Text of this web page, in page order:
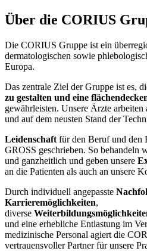
Über die CORIUS
Die CORIUS Gruppe ist ein
dermatologischen sowie
Europa.
Das zentrale Ziel der Gruppe ist es,
zu gestalten und eine
gewährleisten. Unsere Ärzte
und auf dem neusten Stand der
Leidenschaft für den Beruf und den
GROSS geschrieben. So behandeln
und ganzheitlich und geben unsere
an die Patienten als auch an unsere
Durch individuell angepasste
Karrieremöglichkeiten,
diverse
und eine erhebliche Entlastung im
medizinische Personal agiert die
vertrauensvoller Partner für unsere